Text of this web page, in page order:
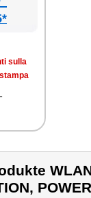
sul­la